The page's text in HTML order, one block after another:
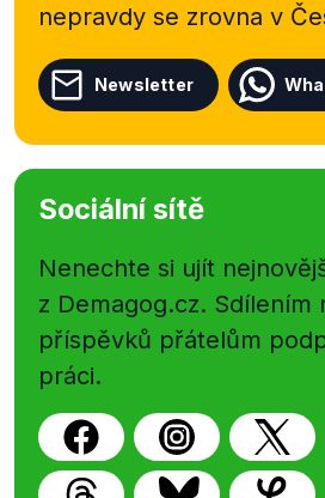
nepravdy se zrovna v
Newsletter
Sociální sítě
Nenechte si ujít
z Demagog.cz. Sdílením
příspěvků přátelům
práci.